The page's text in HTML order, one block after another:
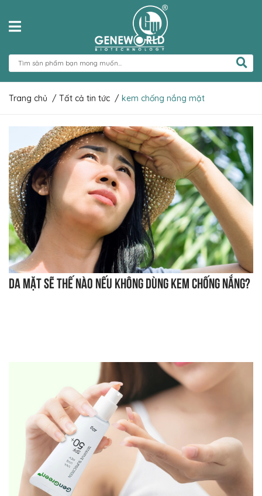
Trang chủ / Tất cả tin tức / kem chống nắng mặt
Da mặt sẽ thế nào nếu không dùng kem chống nắng?